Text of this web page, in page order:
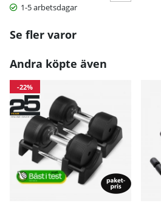
S
Handskens längd
19
Handskens bredd
11
Handskens bredd
8 9.5
1-5 arbetsdagar
Se fler varor
Andra köpte även
-22%